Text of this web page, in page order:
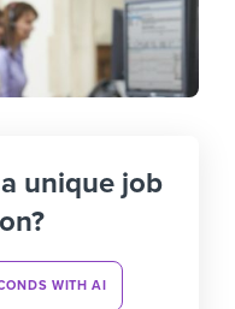
unique job
WITH AI